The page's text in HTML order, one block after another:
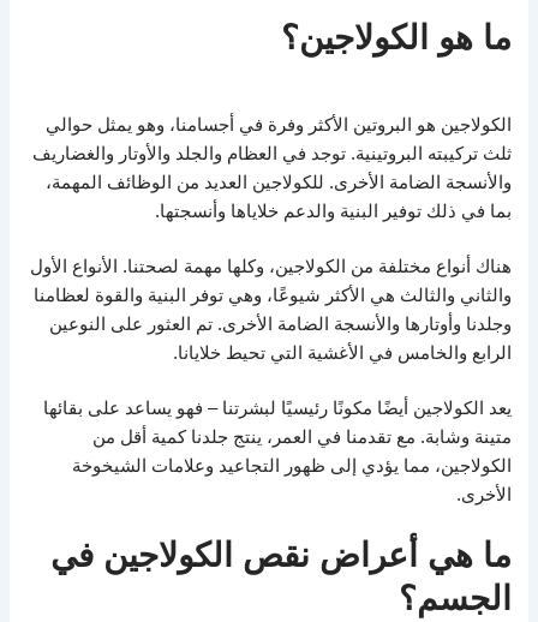
ما هو الكولاجين؟
الكولاجين هو البروتين الأكثر وفرة في أجسامنا، وهو يمثل حوالي
ثلث تركيبته البروتينية. توجد في العظام والجلد والأوتار والغضاريف
والأنسجة الضامة الأخرى. للكولاجين العديد من الوظائف المهمة،
بما في ذلك توفير البنية والدعم خلاياها وأنسجتها.
هناك أنواع مختلفة من الكولاجين، وكلها مهمة لصحتنا. الأنواع الأول
والثاني والثالث هي الأكثر شيوعًا، وهي توفر البنية والقوة لعظامنا
وجلدنا وأوتارها والأنسجة الضامة الأخرى. تم العثور على النوعين
الرابع والخامس في الأغشية التي تحيط خلايانا.
يعد الكولاجين أيضًا مكونًا رئيسيًا لبشرتنا – فهو يساعد على بقائها
متينة وشابة. مع تقدمنا ​​في العمر، ينتج جلدنا كمية أقل من
الكولاجين، مما يؤدي إلى ظهور التجاعيد وعلامات الشيخوخة
الأخرى.
ما هي أعراض نقص الكولاجين في
الجسم؟